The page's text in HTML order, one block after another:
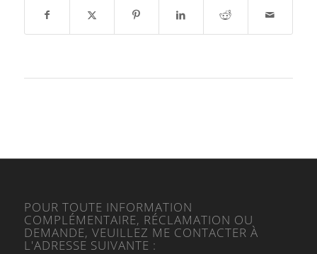
POUR TOUTE INFORMATION
COMPLÉMENTAIRE, RÉCLAMATION OU
DEMANDE, VEUILLEZ ME CONTACTER À
L'ADRESSE SUIVANTE :